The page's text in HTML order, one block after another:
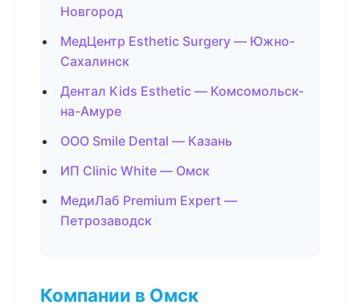
Новгород
МедЦентр Esthetic Surgery — Южно-
Сахалинск
Дентал Kids Esthetic — Комсомольск-
на-Амуре
ООО Smile Dental — Казань
ИП Clinic White — Омск
МедиЛаб Premium Expert —
Петрозаводск
Компании в Омск